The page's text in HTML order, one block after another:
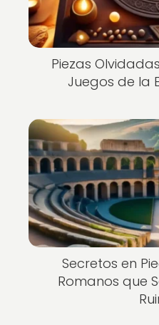
Piezas
Juegos de la
Secretos en
Romanos que